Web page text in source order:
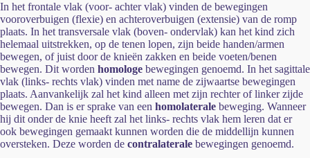
In het frontale vlak (voor- achter vlak) vinden de bewegingen
vooroverbuigen (flexie) en achteroverbuigen (extensie) van de romp
plaats. In het transversale vlak (boven- ondervlak) kan het kind zich
helemaal uitstrekken, op de tenen lopen, zijn beide handen/armen
bewegen, of juist door de knieën zakken en beide voeten/benen
bewegen. Dit worden homologe bewegingen genoemd. In het sagittale
vlak (links- rechts vlak) vinden met name de zijwaartse bewegingen
plaats. Aanvankelijk zal het kind alleen met zijn rechter of linker zijde
bewegen. Dan is er sprake van een homolaterale beweging. Wanneer
hij dit onder de knie heeft zal het links- rechts vlak hem leren dat er
ook bewegingen gemaakt kunnen worden die de middellijn kunnen
oversteken. Deze worden de contralaterale bewegingen genoemd.